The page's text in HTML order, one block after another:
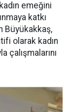
emeğini
katkı
Büyükakkaş,
olarak kadın
çalışmalarını